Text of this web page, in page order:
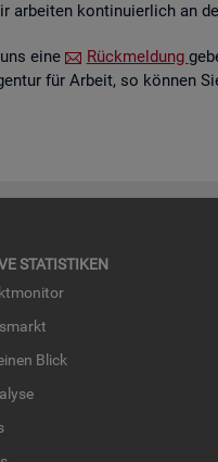
ar­bei­ten kon­ti­nu­ier­lich an
eine Rück­mel­dung
für Ar­beit, so kön­nen
STA­TIS­TI­KEN
Blick